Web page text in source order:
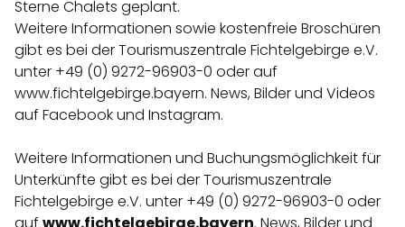
Sterne Chalets geplant.
Weitere Informationen sowie kostenfreie Broschüren
gibt es bei der Tourismuszentrale Fichtelgebirge e.V.
unter +49 (0) 9272-96903-0 oder auf
www.fichtelgebirge.bayern. News, Bilder und Videos
auf Facebook und Instagram.
Weitere Informationen und Buchungsmöglichkeit für
Unterkünfte gibt es bei der Tourismuszentrale
Fichtelgebirge e.V. unter +49 (0) 9272-96903-0 oder